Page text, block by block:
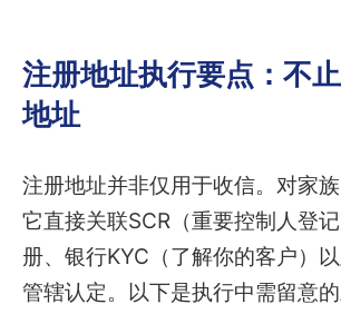
注册地址执行要点：不
地址
注册地址并非仅用于收信。对家族
它直接关联SCR（重要控制人登
册、银行KYC（了解你的客户）
管辖认定。以下是执行中需留意的